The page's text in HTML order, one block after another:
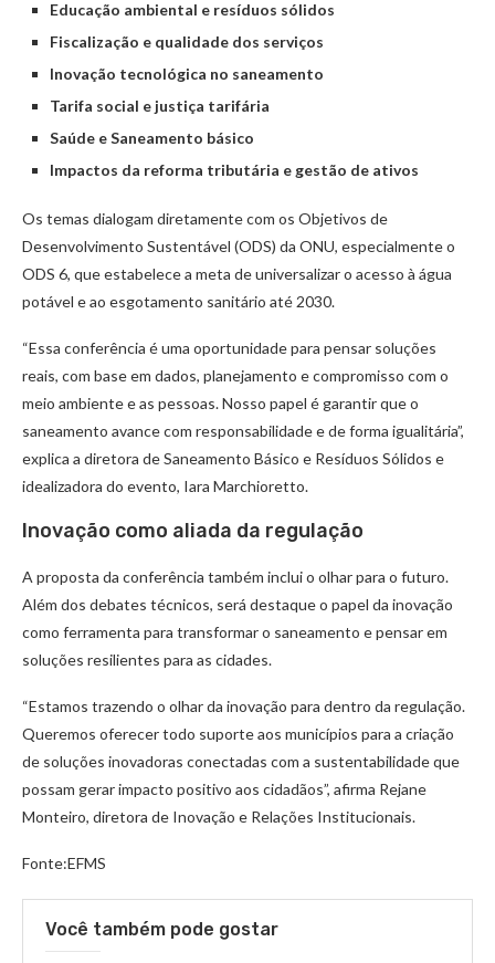
Educação ambiental e resíduos sólidos
Fiscalização e qualidade dos serviços
Inovação tecnológica no saneamento
Tarifa social e justiça tarifária
Saúde e Saneamento básico
Impactos da reforma tributária e gestão de ativos
Os temas dialogam diretamente com os Objetivos de
Desenvolvimento Sustentável (ODS) da ONU, especialmente o
ODS 6, que estabelece a meta de universalizar o acesso à água
potável e ao esgotamento sanitário até 2030.
“Essa conferência é uma oportunidade para pensar soluções
reais, com base em dados, planejamento e compromisso com o
meio ambiente e as pessoas. Nosso papel é garantir que o
saneamento avance com responsabilidade e de forma igualitária”,
explica a diretora de Saneamento Básico e Resíduos Sólidos e
idealizadora do evento, Iara Marchioretto.
Inovação como aliada da regulação
A proposta da conferência também inclui o olhar para o futuro.
Além dos debates técnicos, será destaque o papel da inovação
como ferramenta para transformar o saneamento e pensar em
soluções resilientes para as cidades.
“Estamos trazendo o olhar da inovação para dentro da regulação.
Queremos oferecer todo suporte aos municípios para a criação
de soluções inovadoras conectadas com a sustentabilidade que
possam gerar impacto positivo aos cidadãos”, afirma Rejane
Monteiro, diretora de Inovação e Relações Institucionais.
Fonte:EFMS
Você também pode gostar